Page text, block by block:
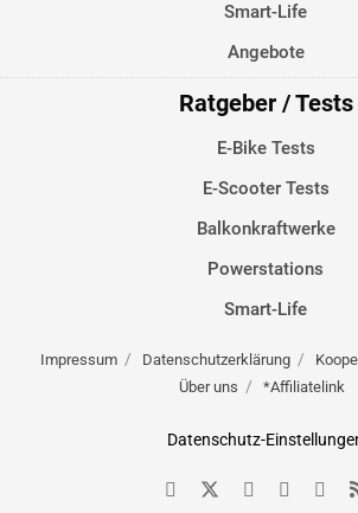
Smart-Life
Angebote
Ratgeber / Tests
E-Bike Tests
E-Scooter Tests
Balkonkraftwerke
Powerstations
Smart-Life
Impressum Datenschutzerklärung
Über uns
*Affiliatelink
Datenschutz-